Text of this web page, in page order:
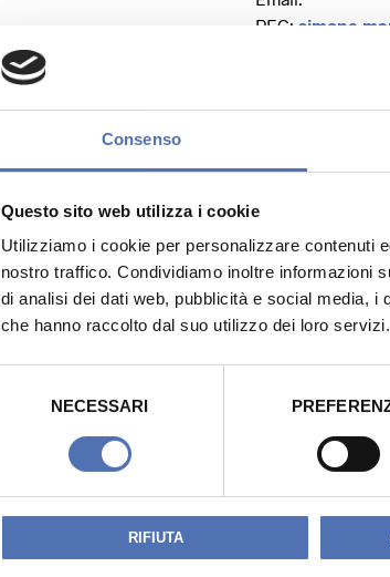
Consenso
Questo sito web utilizza i cookie
Utilizziamo i cookie per personalizzare contenuti
nostro traffico. Condividiamo inoltre informazioni
di analisi dei dati web, pubblicità e social media, i
che hanno raccolto dal suo utilizzo dei loro servizi.
NECESSARI
RIFIUTA
PEC:
Facebook:
Twitter:
Linkedin:
PREVIOUS READING
MALIGHETTI EGIDIO